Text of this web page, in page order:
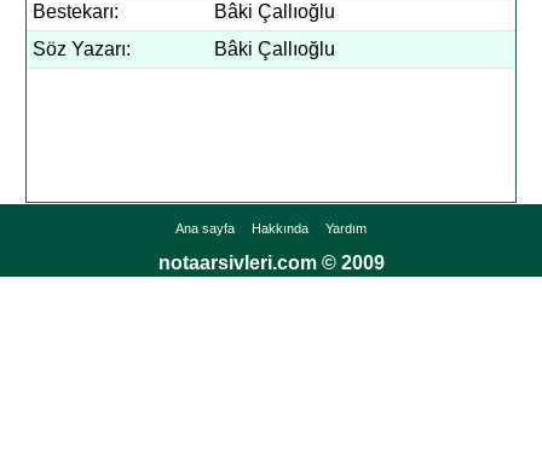
Bestekarı:
Bâki Çallıoğlu
Söz Yazarı:
Bâki Çallıoğlu
Ana sayfa Hakkında Yardım
notaarsivleri.com © 2009